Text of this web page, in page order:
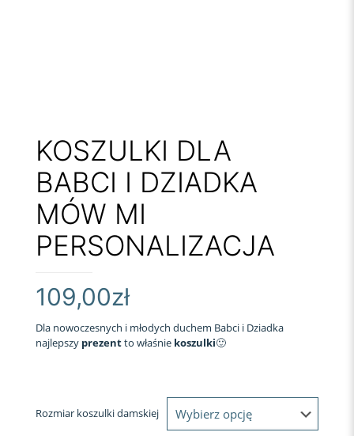
KOSZULKI DLA
BABCI I DZIADKA
MÓW MI
PERSONALIZACJA
109,00zł
Dla nowoczesnych i młodych duchem Babci i Dziadka
najlepszy prezentto właśnie koszulki🙂
Rozmiar koszulki damskiej